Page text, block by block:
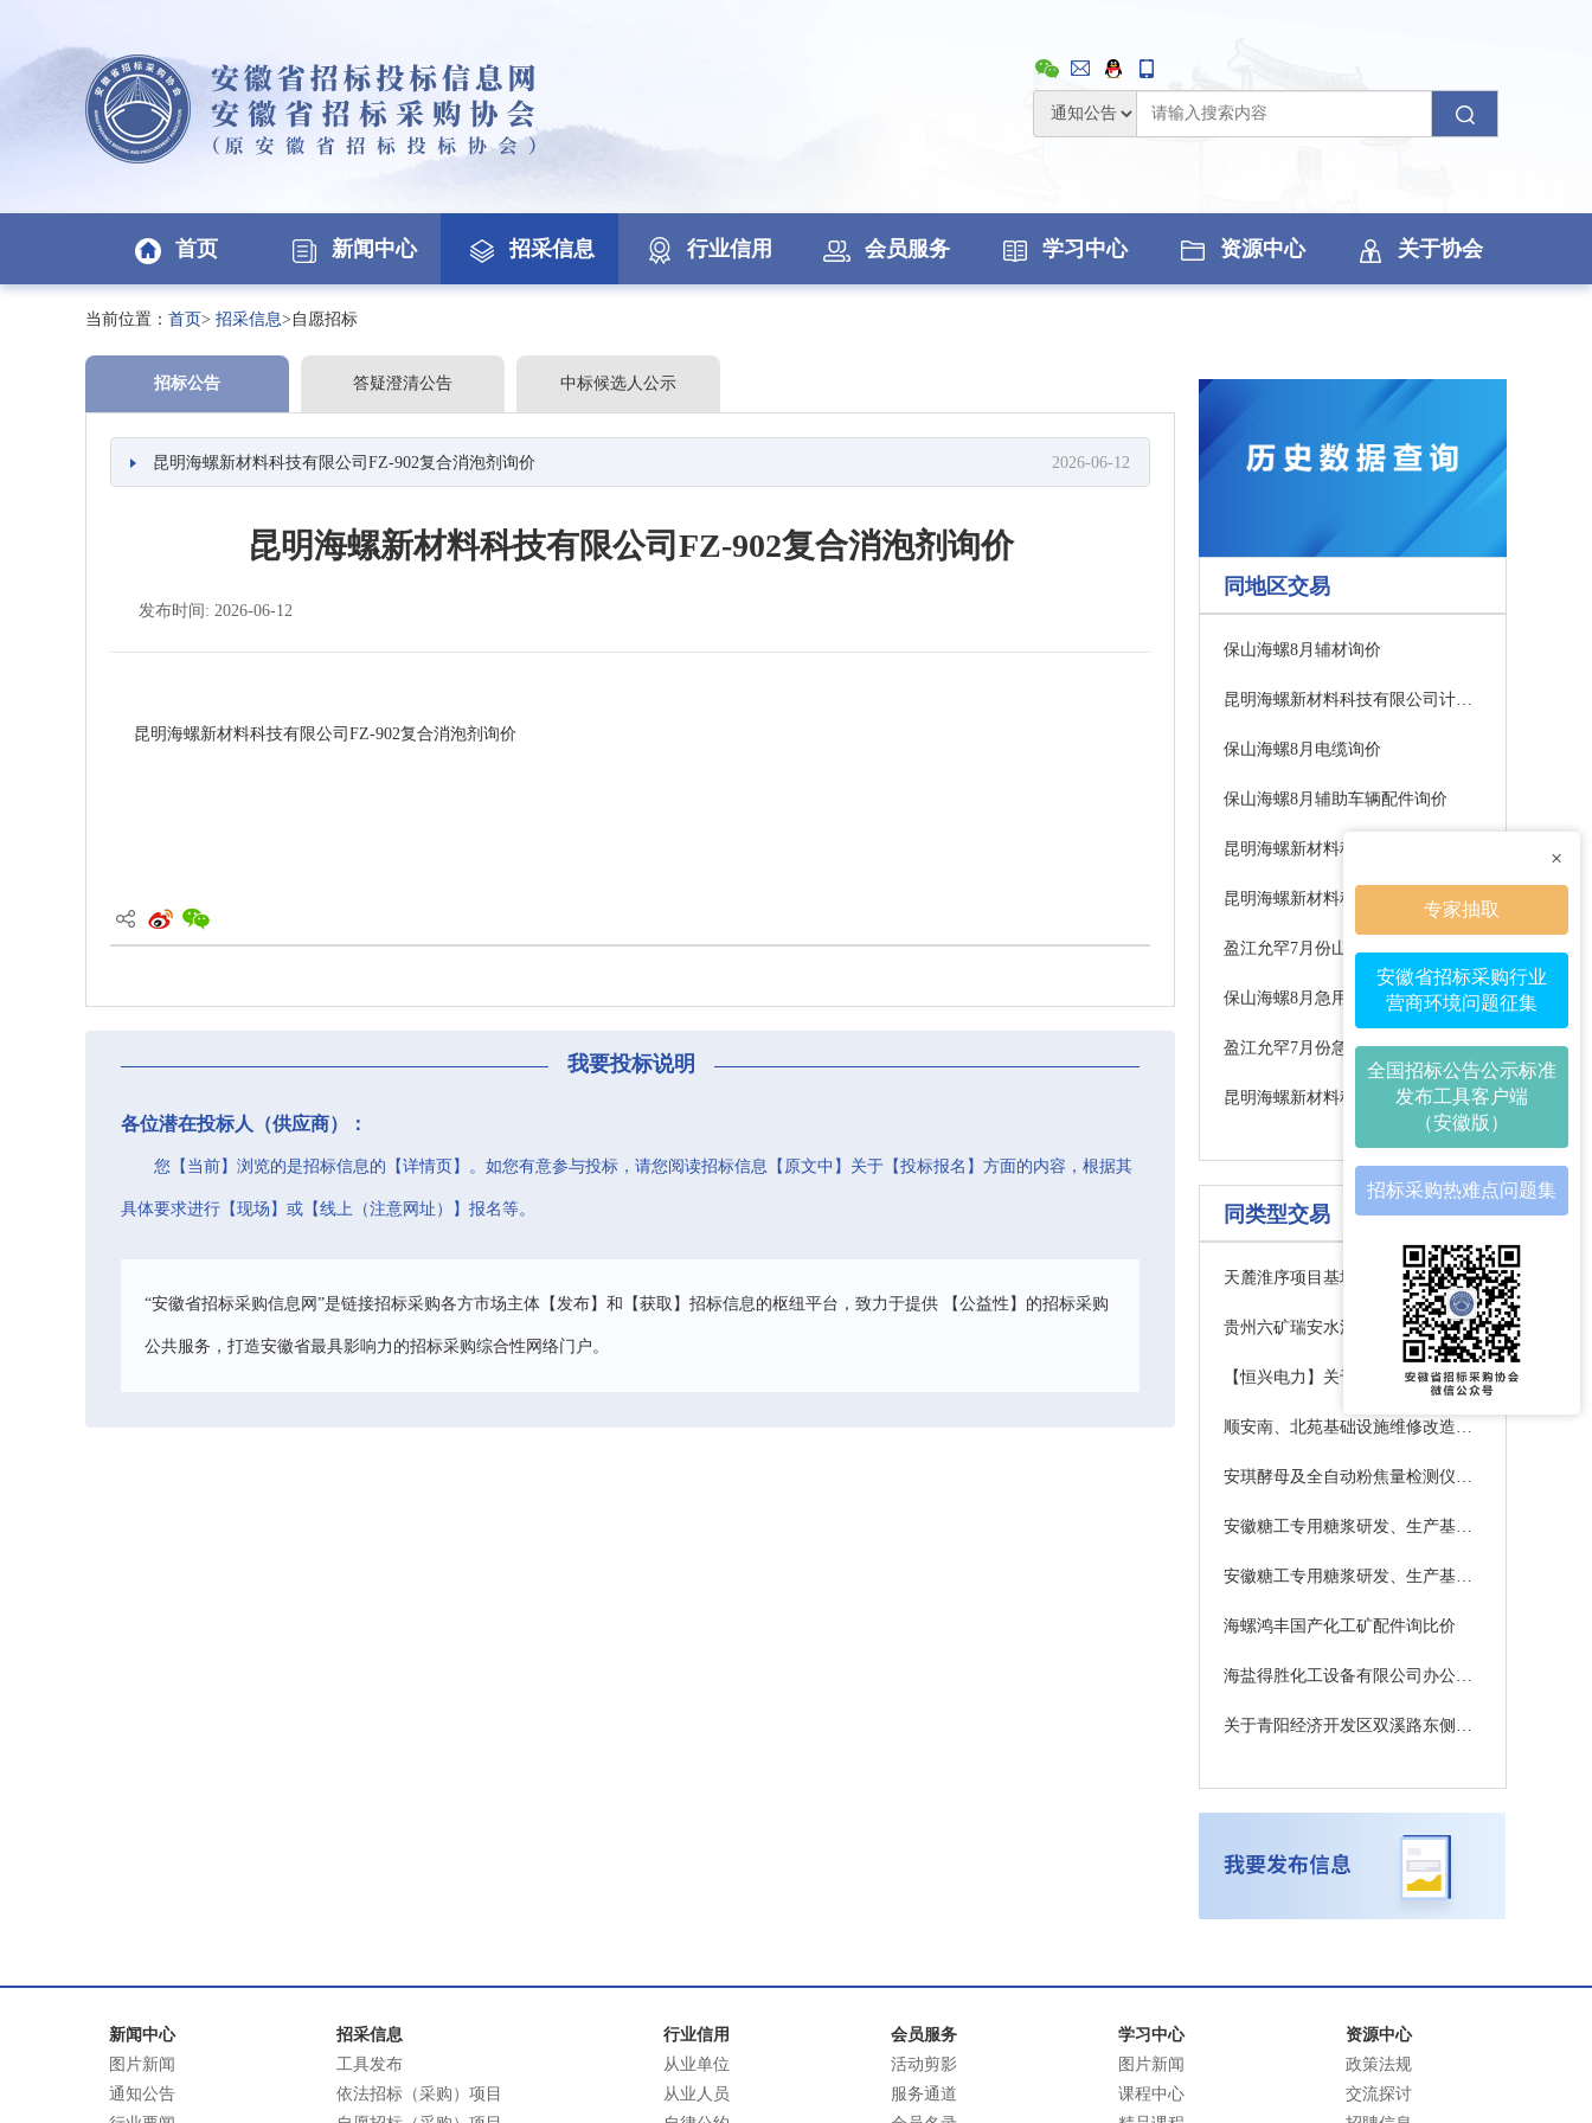
×
专家抽取
安徽省招标采购行业
营商环境问题征集
全国招标公告公示标准
发布工具客户端
（安徽版）
招标采购热难点问题集
首页 新闻中心 招采信息 行业信用 会员服务 学习中心 资源中心 关于协会
当前位置： 首页> 招采信息>自愿招标
招标公告 答疑澄清公告 中标候选人公示
昆明海螺新材料科技有限公司FZ-902复合消泡剂询价 2026-06-12
昆明海螺新材料科技有限公司FZ-902复合消泡剂询价
发布时间: 2026-06-12
昆明海螺新材料科技有限公司FZ-902复合消泡剂询价
我要投标说明
各位潜在投标人（供应商）：
您【当前】浏览的是招标信息的【详情页】。如您有意参与投标，请您阅读招标信息【原文中】关于【投标报名】方面的内容，根据其
具体要求进行【现场】或【线上（注意网址）】报名等。
“安徽省招标采购信息网”是链接招标采购各方市场主体【发布】和【获取】招标信息的枢纽平台，致力于提供 【公益性】的招标采购
公共服务，打造安徽省最具影响力的招标采购综合性网络门户。
同地区交易
保山海螺8月辅材询价
昆明海螺新材料科技有限公司计量泵询价中标公告
保山海螺8月电缆询价
保山海螺8月辅助车辆配件询价
昆明海螺新材料科技有限公司计量泵询价
盈江允罕7月份山工配件询价信息公示中标公告
保山海螺8月急用辅材询价
盈江允罕7月份急件计划询价信息公示
昆明海螺新材料科技有限公司8月辅材询价中标公告
同类型交易
天麓淮序项目基坑支护及降水工程采购公告
贵州六矿瑞安水泥有限公司钢球置换询价
【恒兴电力】关于老区委及周边地块单位搬迁装饰装修项目-团结小区18号楼室外附属工程室外强电工程劳务分包的招标项目公告
顺安南、北苑基础设施维修改造工程（二次）竞争性磋商公告
安琪酵母及全自动粉焦量检测仪项目物资询价
安徽糖工专用糖浆研发、生产基地项目监理采购公告
安徽糖工专用糖浆研发、生产基地项目采购公告
海螺鸿丰国产化工矿配件询比价
海盐得胜化工设备有限公司办公楼装饰装修改造工程中标候选人公示
关于青阳经济开发区双溪路东侧标准化厂房室外附属工程的邀请书
新闻中心
图片新闻
通知公告
招采信息
工具发布
依法招标（采购）项目
行业信用
从业单位
从业人员
会员服务
活动剪影
服务通道
学习中心
图片新闻
课程中心
资源中心
政策法规
交流探讨